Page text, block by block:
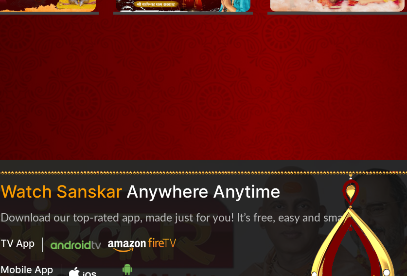
Watch Sanskar Anywhere Anytime
Download our top-rated app, made just for you! It’s free, easy and smart
TV App
Mobile App